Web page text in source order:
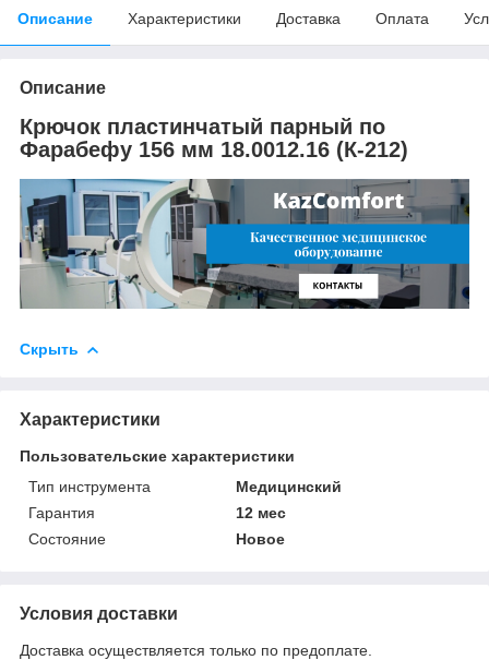
Описание Характеристики Доставка Оплата
Описание
Крючок пластинчатый парный по
Фарабефу 156 мм 18.0012.16 (К-212)
Скрыть
Характеристики
Пользовательские характеристики
Тип инструмента
Медицинский
Гарантия
12 мес
Состояние
Новое
Условия доставки
Доставка осуществляется только по предоплате.